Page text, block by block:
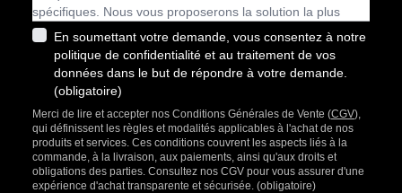
En soumettant votre demande, vous consentez à notre
politique de confidentialité et au traitement de vos
données dans le but de répondre à votre demande.
(obligatoire)
Merci de lire et accepter nos Conditions Générales de Vente (CGV),
qui définissent les règles et modalités applicables à l'achat de nos
produits et services. Ces conditions couvrent les aspects liés à la
commande, à la livraison, aux paiements, ainsi qu'aux droits et
obligations des parties. Consultez nos CGV pour vous assurer d'une
expérience d'achat transparente et sécurisée. (obligatoire)